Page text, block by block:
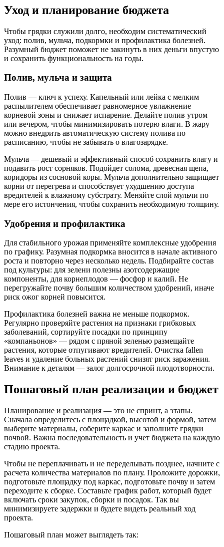
Уход и планирование бюджета
Чтобы грядки служили долго, необходим систематический
уход: полив, мульча, подкормки и профилактика болезней.
Разумный бюджет поможет не закинуть в них деньги впустую
и сохранить функциональность на годы.
Полив, мульча и защита
Полив — ключ к успеху. Капельный или лейка с мелким
распылителем обеспечивает равномерное увлажнение
корневой зоны и снижает испарение. Делайте полив утром
или вечером, чтобы минимизировать потерю влаги. В жару
можно внедрить автоматическую систему полива по
расписанию, чтобы не забывать о влагозарядке.
Мульча — дешевый и эффективный способ сохранить влагу и
подавить рост сорняков. Подойдет солома, древесная щепа,
коридоры из сосновой коры. Мульча дополнительно защищает
корни от перегрева и способствует ухудшению доступа
вредителей к влажному субстрату. Меняйте слой мульчи по
мере его истончения, чтобы сохранить необходимую толщину.
Удобрения и профилактика
Для стабильного урожая применяйте комплексные удобрения
по графику. Разумная подкормка вносится в начале активного
роста и повторно через несколько недель. Подбирайте состав
под культуры: для зелени полезны азотсодержащие
компоненты, для корнеплодов — фосфор и калий. Не
перегружайте почву большим количеством удобрений, иначе
риск ожог корней повысится.
Профилактика болезней важна не меньше подкормок.
Регулярно проверяйте растения на признаки грибковых
заболеваний, сортируйте посадки по принципу
«компаньонов» — рядом с пряной зеленью размещайте
растения, которые отпугивают вредителей. Очистка fallen
leaves и удаление больных растений снизят риск заражения.
Внимание к деталям — залог долгосрочной плодотворности.
Пошаговый план реализации и бюджет
Планирование и реализация — это не спринт, а этапы.
Сначала определитесь с площадкой, высотой и формой, затем
выберите материалы, соберите каркас и заполните грядки
почвой. Важна последовательность и учет бюджета на каждую
стадию проекта.
Чтобы не переплачивать и не переделывать позднее, начните с
расчета количества материалов по плану. Проложите дорожки,
подготовьте площадку под каркас, подготовьте почву и затем
переходите к сборке. Составьте график работ, который будет
включать сроки закупок, сборки и посадок. Так вы
минимизируете задержки и будете видеть реальный ход
проекта.
Пошаговый план может выглядеть так: